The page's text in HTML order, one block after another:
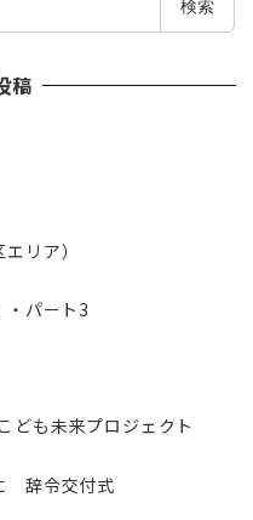
検索
稿
リア）
・パート3
ども未来プロジェクト
辞令交付式